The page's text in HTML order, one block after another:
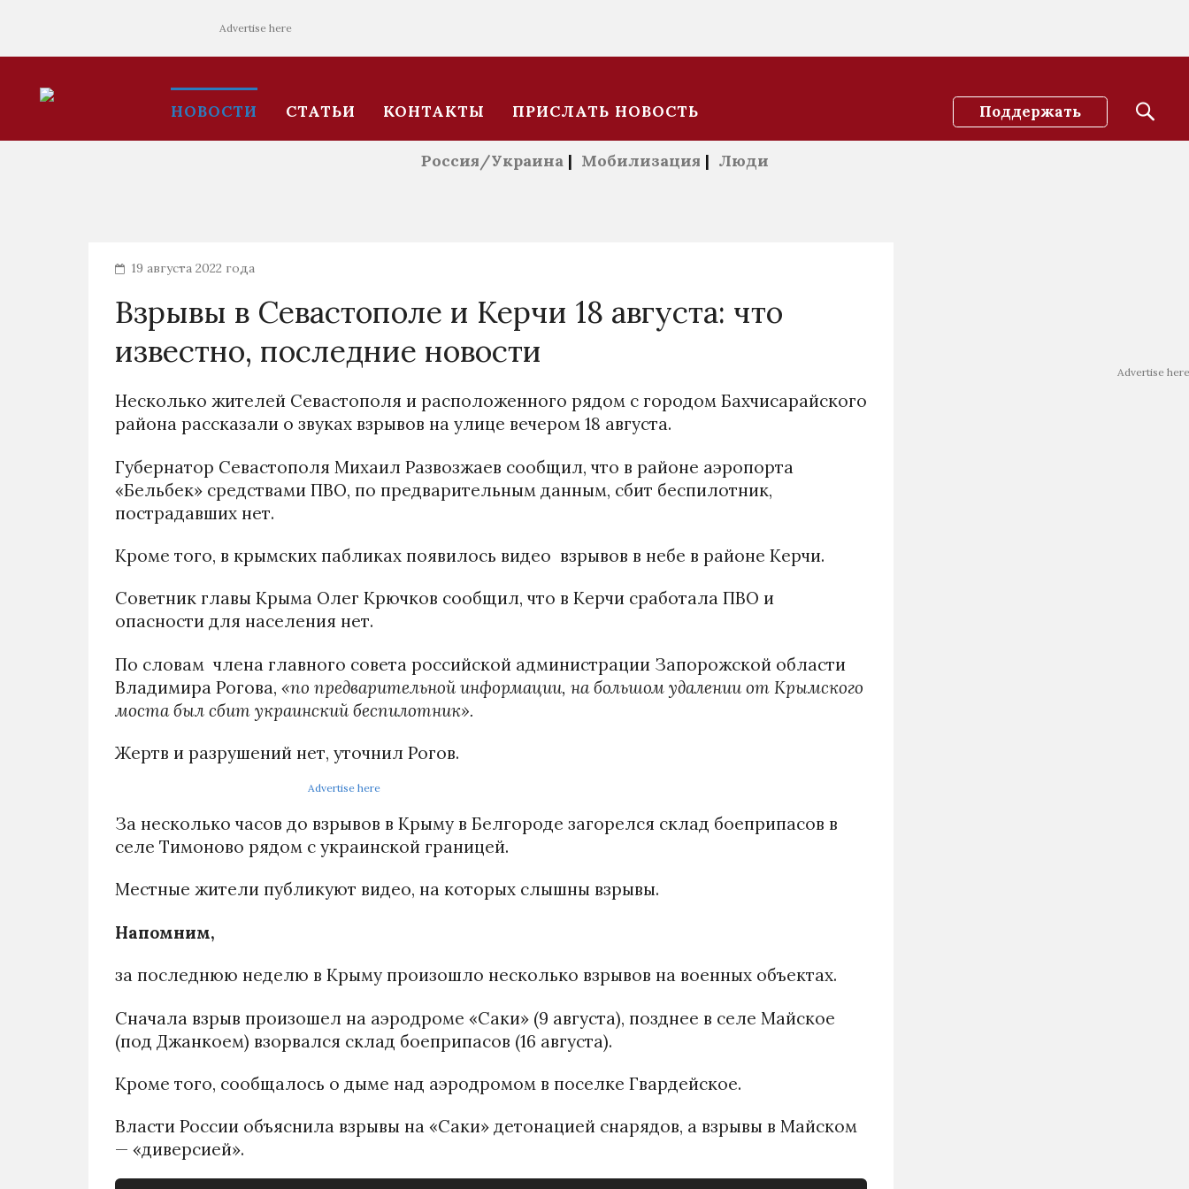
Advertise here
НОВОСТИ СТАТЬИ КОНТАКТЫ ПРИСЛАТЬ НОВОСТЬ Поддержать
Россия/Украина | Мобилизация | Люди
19 августа 2022 года
Взрывы в Севастополе и Керчи 18 августа: что
известно, последние новости
Несколько жителей Севастополя и расположенного рядом с городом Бахчисарайского
района рассказали о звуках взрывов на улице вечером 18 августа.
Губернатор Севастополя Михаил Развозжаев сообщил, что в районе аэропорта
«Бельбек» средствами ПВО, по предварительным данным, сбит беспилотник,
пострадавших нет.
Кроме того, в крымских пабликах появилось видео взрывов в небе в районе Керчи.
Советник главы Крыма Олег Крючков сообщил, что в Керчи сработала ПВО и
опасности для населения нет.
По словам члена главного совета российской администрации Запорожской области
Владимира Рогова, «по предварительной информации, на большом удалении от Крымского
моста был сбит украинский беспилотник».
Жертв и разрушений нет, уточнил Рогов.
Advertise here
За несколько часов до взрывов в Крыму в Белгороде загорелся склад боеприпасов в
селе Тимоново рядом с украинской границей.
Местные жители публикуют видео, на которых слышны взрывы.
Напомним,
за последнюю неделю в Крыму произошло несколько взрывов на военных объектах.
Сначала взрыв произошел на аэродроме «Саки» (9 августа), позднее в селе Майское
(под Джанкоем) взорвался склад боеприпасов (16 августа).
Кроме того, сообщалось о дыме над аэродромом в поселке Гвардейское.
Власти России объяснила взрывы на «Саки» детонацией снарядов, а взрывы в Майском
— «диверсией».
Advertise